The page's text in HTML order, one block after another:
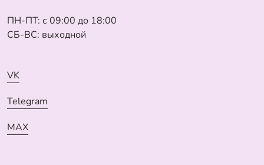
ПН-ПТ: с 09:00 до 18:00
СБ-ВС: выходной
VK
Telegram
MAX